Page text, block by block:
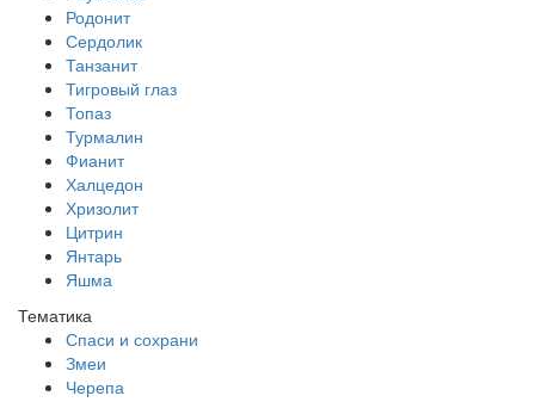
Родонит
Сердолик
Танзанит
Тигровый глаз
Топаз
Турмалин
Фианит
Халцедон
Хризолит
Цитрин
Янтарь
Яшма
Тематика
Спаси и сохрани
Змеи
Черепа